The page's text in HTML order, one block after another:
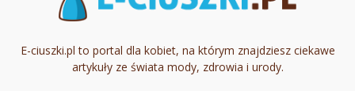
E-ciuszki.pl to portal dla kobiet, na którym znajdziesz ciekawe
artykuły ze świata mody, zdrowia i urody.